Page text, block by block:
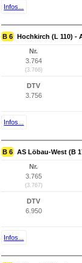
Infos...
B 6 Hochkirch (L 110) -
Nr.
3.764
(3.766)
DTV
3.756
Infos...
B 6 AS Löbau-West (B
Nr.
3.765
(3.767)
DTV
6.950
Infos...